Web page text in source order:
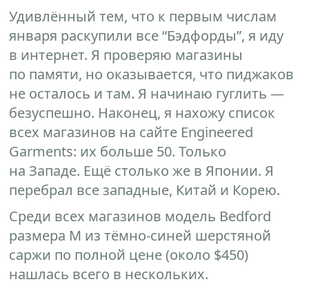
Удивлённый тем, что к первым числам
января раскупили все “Бэдфорды”, я иду
в интернет. Я проверяю магазины
по памяти, но оказывается, что пиджаков
не осталось и там. Я начинаю гуглить —
безуспешно. Наконец, я нахожу список
всех магазинов на сайте Engineered
Garments: их больше 50. Только
на Западе. Ещё столько же в Японии. Я
перебрал все западные, Китай и Корею.
Среди всех магазинов модель Bedford
размера М из тёмно-синей шерстяной
саржи по полной цене (около $450)
нашлась всего в нескольких.